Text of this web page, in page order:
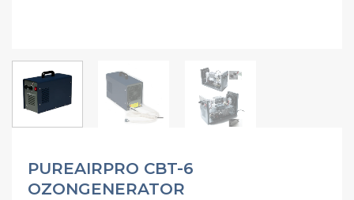
PUREAIRPRO CBT-6
OZONGENERATOR